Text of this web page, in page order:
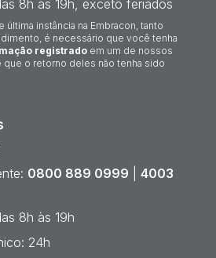
8h às 19h, exceto feriados
última instância na Embracon, tanto
é necessário que você tenha
registrado em um de nossos
que o retorno deles não tenha sido
0800 889 0999
4003
8h às 19h
24h